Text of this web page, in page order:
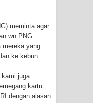
Nabire, BMKG
dengan
meminta agar
wn PNG
mereka yang
ke kebun.
kami juga
kartu
dengan alasan